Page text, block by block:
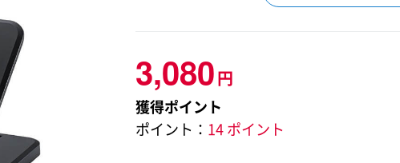
3,080円
獲得ポイント
ポイント： 14 ポイント